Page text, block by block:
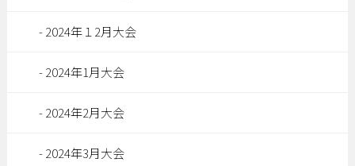
2024年１2月大会
2024年1月大会
2024年2月大会
2024年3月大会